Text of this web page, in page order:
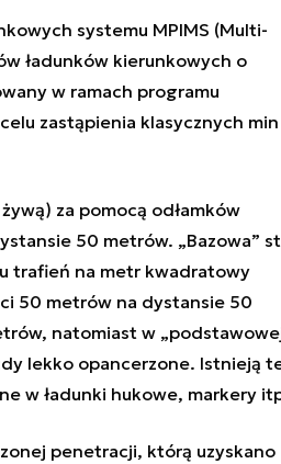
systemu MPIMS (Multi-
ładunków kierunkowych o
w ramach programu
zastąpienia klasycznych min
za pomocą odłamków
50 metrów. „Bazowa”
trafień na metr kwadratowy
50 metrów na dystansie 50
natomiast w
lekko opancerzone. Istnieją
w ładunki hukowe, markery
penetracji, którą uzyskano